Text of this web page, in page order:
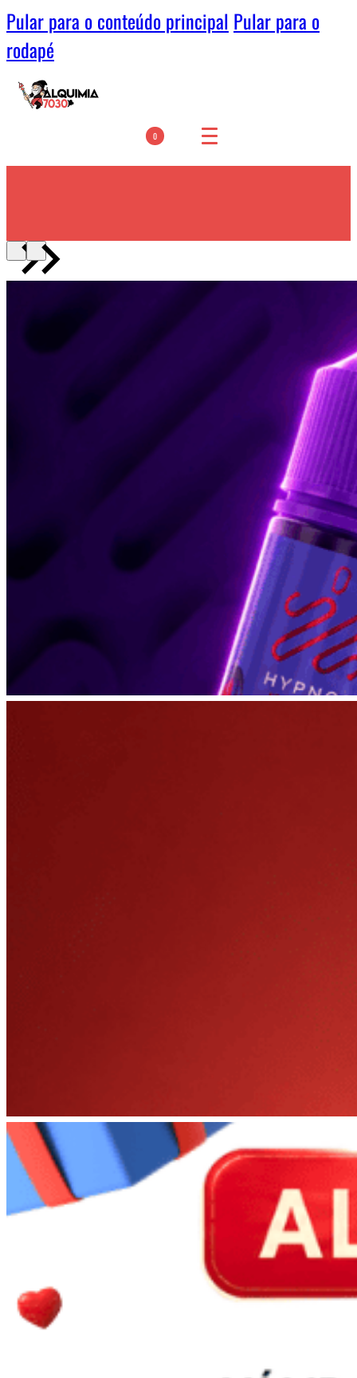
Pular para o conteúdo principal Pular para o
rodapé
0